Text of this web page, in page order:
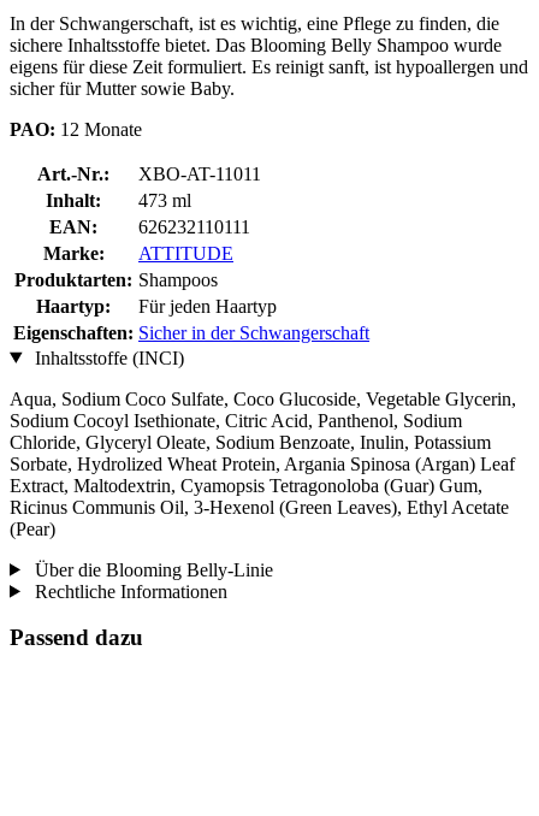
In der Schwangerschaft, ist es wichtig, eine Pflege zu finden, die
sichere Inhaltsstoffe bietet. Das Blooming Belly Shampoo wurde
eigens für diese Zeit formuliert. Es reinigt sanft, ist hypoallergen und
sicher für Mutter sowie Baby.
PAO: 12 Monate
Art.-Nr.:
XBO-AT-11011
Inhalt:
473 ml
EAN:
626232110111
Marke:
ATTITUDE
Produktarten: Shampoos
Haartyp:
Für jeden Haartyp
Eigenschaften: Sicher in der Schwangerschaft
Inhaltsstoffe (INCI)
Aqua, Sodium Coco­ Sulfate, Coco Glucoside, Vegetable Glycerin,
Sodium Cocoyl Isethionate, Citric Acid, Panthenol, Sodium
Chloride, Glyceryl Oleate, Sodium Benzoate, Inulin, Potassium
Sorbate, Hydrolized Wheat Protein, Argania Spinosa (Argan) Leaf
Extract, Maltodextrin, Cyamopsis Tetragonoloba (Guar) Gum,
Ricinus Communis Oil, 3-Hexenol (Green Leaves), Ethyl Acetate
(Pear)
Über die Blooming Belly-Linie
Rechtliche Informationen
Passend dazu